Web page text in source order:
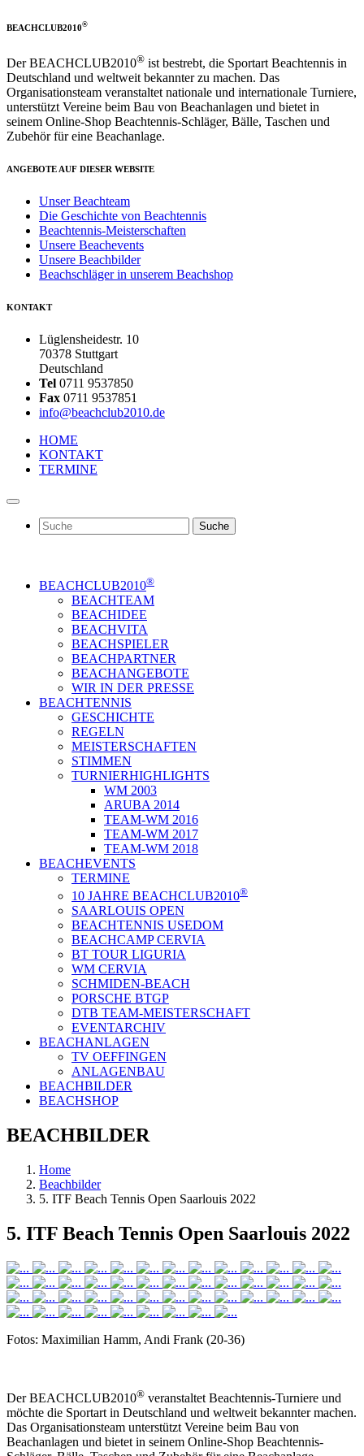
BEACHCLUB2010®
Der BEACHCLUB2010® ist bestrebt, die Sportart Beachtennis in
Deutschland und weltweit bekannter zu machen. Das
Organisationsteam veranstaltet nationale und internationale Turniere,
unterstützt Vereine beim Bau von Beachanlagen und bietet in
seinem Online-Shop Beachtennis-Schläger, Bälle, Taschen und
Zubehör für eine Beachanlage.
ANGEBOTE AUF DIESER WEBSITE
Unser Beachteam
Die Geschichte von Beachtennis
Beachtennis-Meisterschaften
Unsere Beachevents
Unsere Beachbilder
Beachschläger in unserem Beachshop
KONTAKT
Lüglensheidestr. 10
70378 Stuttgart
Deutschland
Tel 0711 9537850
Fax 0711 9537851
info@beachclub2010.de
HOME
KONTAKT
TERMINE
Suche
BEACHCLUB2010®
BEACHTEAM
BEACHIDEE
BEACHVITA
BEACHSPIELER
BEACHPARTNER
BEACHANGEBOTE
WIR IN DER PRESSE
BEACHTENNIS
GESCHICHTE
REGELN
MEISTERSCHAFTEN
STIMMEN
TURNIERHIGHLIGHTS
WM 2003
ARUBA 2014
TEAM-WM 2016
TEAM-WM 2017
TEAM-WM 2018
BEACHEVENTS
TERMINE
10 JAHRE BEACHCLUB2010®
SAARLOUIS OPEN
BEACHTENNIS USEDOM
BEACHCAMP CERVIA
BT TOUR LIGURIA
WM CERVIA
SCHMIDEN-BEACH
PORSCHE BTGP
DTB TEAM-MEISTERSCHAFT
EVENTARCHIV
BEACHANLAGEN
TV OEFFINGEN
ANLAGENBAU
BEACHBILDER
BEACHSHOP
BEACHBILDER
Home
Beachbilder
5. ITF Beach Tennis Open Saarlouis 2022
5. ITF Beach Tennis Open Saarlouis 2022
Fotos: Maximilian Hamm, Andi Frank (20-36)
Der BEACHCLUB2010® veranstaltet Beachtennis-Turniere und
möchte die Sportart in Deutschland und weltweit bekannter machen.
Das Organisationsteam unterstützt Vereine beim Bau von
Beachanlagen und bietet in seinem Online-Shop Beachtennis-